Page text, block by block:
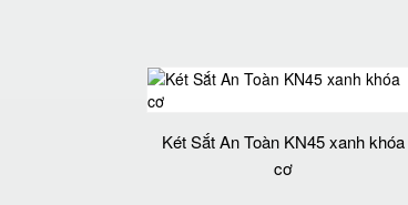
Két Sắt An Toàn KN45 xanh khóa
cơ